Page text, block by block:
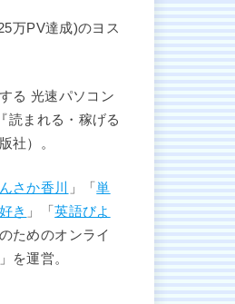
万PV達成)のヨス
る 光速パソコン
読まれる・稼げる
社）。
さか香川 」「単
き 」「英語びよ
ためのオンライ
」を運営。